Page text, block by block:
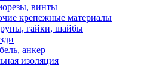
винты
крепежные материалы
гайки, шайбы
анкер
изоляция